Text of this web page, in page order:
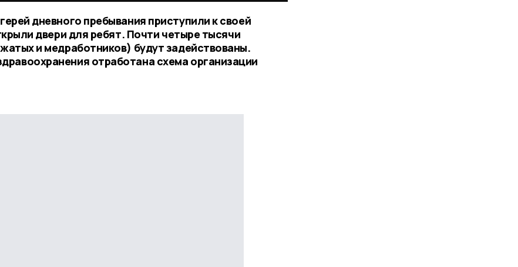
дневного пребывания приступили к своей
двери для ребят. Почти четыре тысячи
и медработников) будут задействованы.
отработана схема организации